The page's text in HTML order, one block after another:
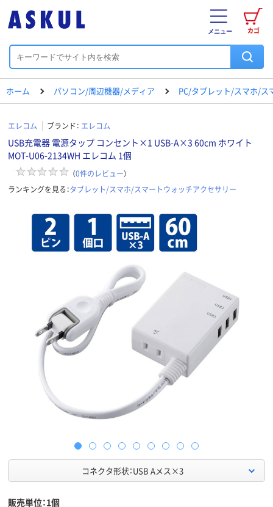
カゴ
メニュー
ホーム パソコン/周辺機器/メディア PC/タブレット/スマホ/ス
エレコム ブランド： エレコム
USB充電器 電源タップ コンセント×1 USB-A×3 60cm ホワイト
MOT-U06-2134WH エレコム 1個
（0件のレビュー）
ランキングを見る：タブレット/スマホ/スマートウォッチアクセサリー
コネクタ形状：USB Aメス×3
販売単位：1個